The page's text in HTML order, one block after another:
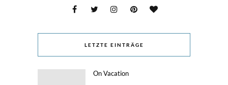
LETZTE EINTRÄGE
On Vacation